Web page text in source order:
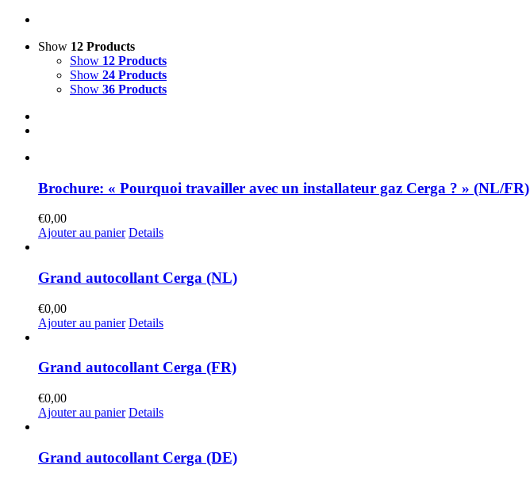
Show 12 Products
Show 12 Products
Show 24 Products
Show 36 Products
Brochure: « Pourquoi travailler avec un installateur gaz Cerga ? » (NL/FR)
€0,00
Ajouter au panier Details
Grand autocollant Cerga (NL)
€0,00
Ajouter au panier Details
Grand autocollant Cerga (FR)
€0,00
Ajouter au panier Details
Grand autocollant Cerga (DE)